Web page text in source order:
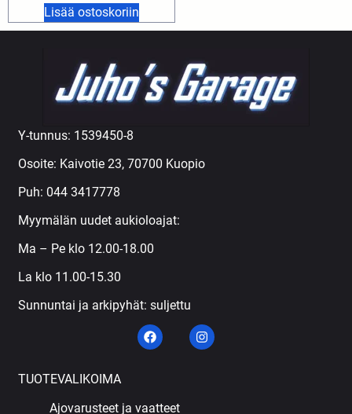
Lisää ostoskoriin
Y-tunnus: 1539450-8
Osoite: Kaivotie 23, 70700 Kuopio
Puh: 044 3417778
Myymälän uudet aukioloajat:
Ma – Pe klo 12.00-18.00
La klo 11.00-15.30
Sunnuntai ja arkipyhät: suljettu
TUOTEVALIKOIMA
Ajovarusteet ja vaatteet